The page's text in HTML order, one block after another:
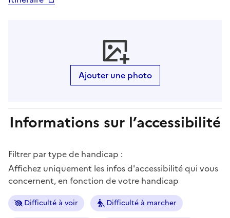
Ajouter une photo
Informations sur l’accessibilité
Filtrer par type de handicap :
Affichez uniquement les infos d'accessibilité qui vous
concernent, en fonction de votre handicap
Difficulté à voir Difficulté à marcher